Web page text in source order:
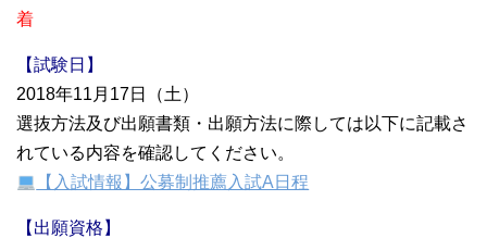
着
【試験日】
2018年11月17日（土）
選抜方法及び出願書類・出願方法に際しては以下に記載さ
れている内容を確認してください。
【入試情報】公募制推薦入試A日程
【出願資格】